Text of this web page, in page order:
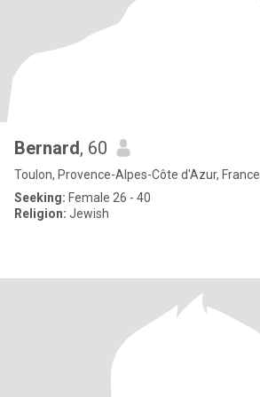
Bernard, 60
Toulon, Provence-Alpes-Côte d'Azur, France
Seeking: Female 26 - 40
Religion: Jewish